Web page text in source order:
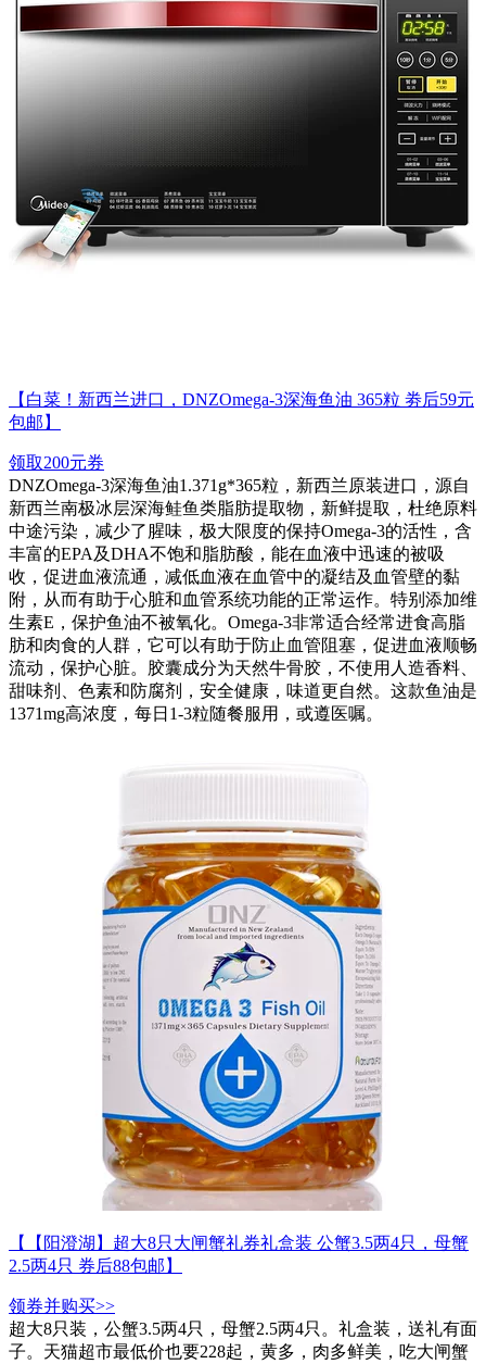
【白菜！新西兰进口，DNZOmega-3深海鱼油 365粒 劵后59元
包邮】
领取200元券
DNZOmega-3深海鱼油1.371g*365粒，新西兰原装进口，源自
新西兰南极冰层深海鲑鱼类脂肪提取物，新鲜提取，杜绝原料
中途污染，减少了腥味，极大限度的保持Omega-3的活性，含
丰富的EPA及DHA不饱和脂肪酸，能在血液中迅速的被吸
收，促进血液流通，减低血液在血管中的凝结及血管壁的黏
附，从而有助于心脏和血管系统功能的正常运作。特别添加维
生素E，保护鱼油不被氧化。Omega-3非常适合经常进食高脂
肪和肉食的人群，它可以有助于防止血管阻塞，促进血液顺畅
流动，保护心脏。胶囊成分为天然牛骨胶，不使用人造香料、
甜味剂、色素和防腐剂，安全健康，味道更自然。这款鱼油是
1371mg高浓度，每日1-3粒随餐服用，或遵医嘱。
【【阳澄湖】超大8只大闸蟹礼券礼盒装 公蟹3.5两4只，母蟹
2.5两4只 券后88包邮】
领券并购买>>
超大8只装，公蟹3.5两4只，母蟹2.5两4只。礼盒装，送礼有面
子。天猫超市最低价也要228起，黄多，肉多鲜美，吃大闸蟹